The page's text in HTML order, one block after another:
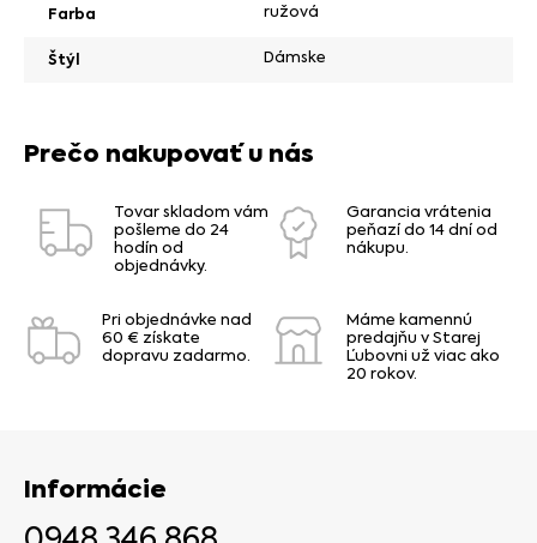
Farba ružová
Štýl Dámske
Prečo nakupovať u nás
Tovar skladom vám
pošleme do 24
hodín od
objednávky.
Garancia vrátenia
peňazí do 14 dní od
nákupu.
Pri objednávke nad
60 € získate
dopravu zadarmo.
Máme kamennú
predajňu v Starej
Ľubovni už viac ako
20 rokov.
Informácie